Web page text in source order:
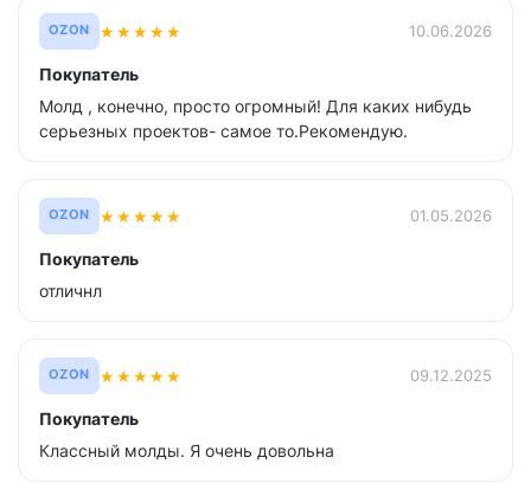
OZON ★★★★★ 10.06.2026
Покупатель
Молд , конечно, просто огромный! Для каких нибудь
серьезных проектов- самое то.Рекомендую.
OZON ★★★★★ 01.05.2026
Покупатель
отличнл
OZON ★★★★★ 09.12.2025
Покупатель
Классный молды. Я очень довольна